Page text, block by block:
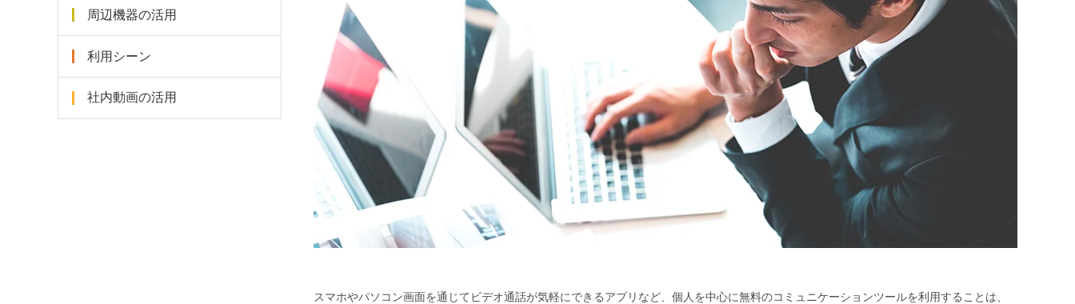
スマホやパソコン画面を通じてビデオ通話が気軽にできるアプリなど、個人を中心に無料のコミュニケーションツールを利用することは、
周辺機器の活用
利用シーン
社内動画の活用